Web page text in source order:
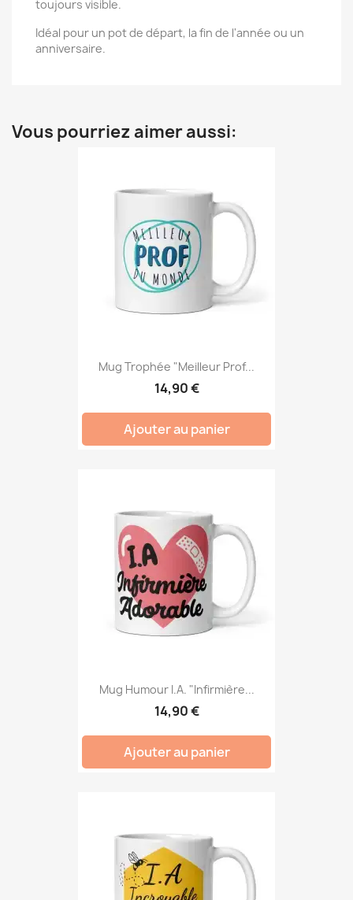
toujours visible.
Idéal pour un pot de départ, la fin de l'année ou un
anniversaire.
Vous pourriez aimer aussi:
Mug Trophée "Meilleur Prof...
14,90 €
Ajouter au panier
Mug Humour I.A. "Infirmière...
14,90 €
Ajouter au panier